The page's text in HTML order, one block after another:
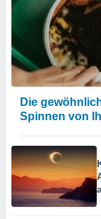
Die
Spinnen von